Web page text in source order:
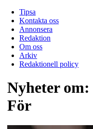
Tipsa
Kontakta oss
Annonsera
Redaktion
Om oss
Arkiv
Redaktionell policy
Nyheter om:
För